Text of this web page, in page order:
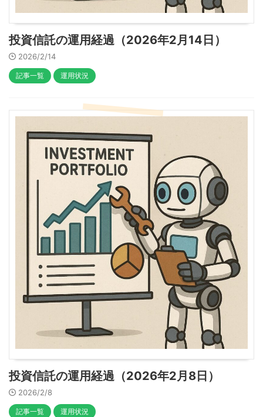
投資信託の運用経過（2026年2月14日）
2026/2/14
記事一覧 運用状況
投資信託の運用経過（2026年2月8日）
2026/2/8
記事一覧 運用状況